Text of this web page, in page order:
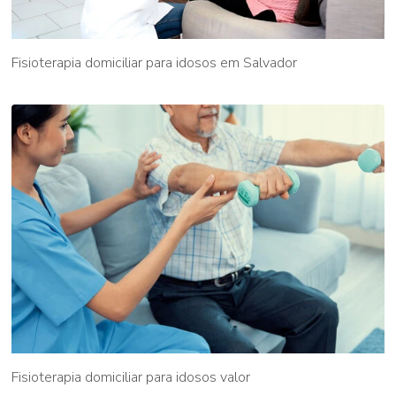
Fisioterapia domiciliar para idosos em Salvador
Fisioterapia domiciliar para idosos valor